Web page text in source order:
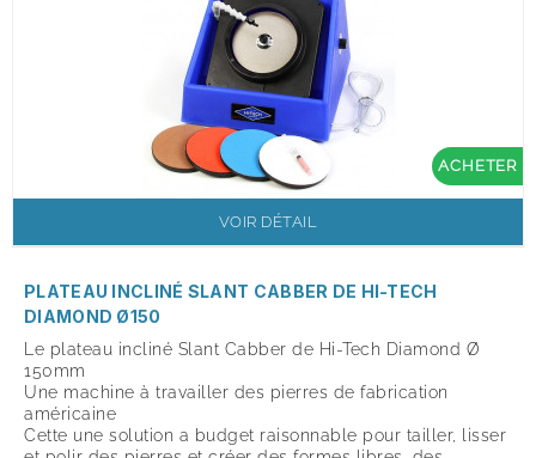
ACHETER
VOIR DÉTAIL
PLATEAU INCLINÉ SLANT CABBER DE HI-TECH
DIAMOND Ø150
Le plateau incliné Slant Cabber de Hi-Tech Diamond Ø
150mm
Une machine à travailler des pierres de fabrication
américaine
Cette une solution a budget raisonnable pour tailler, lisser